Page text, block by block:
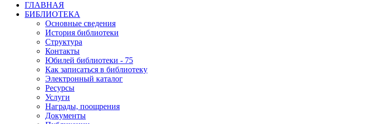
ГЛАВНАЯ
БИБЛИОТЕКА
Основные сведения
История библиотеки
Структура
Контакты
Юбилей библиотеки - 75
Как записаться в библиотеку
Электронный каталог
Ресурсы
Услуги
Награды, поощрения
Документы